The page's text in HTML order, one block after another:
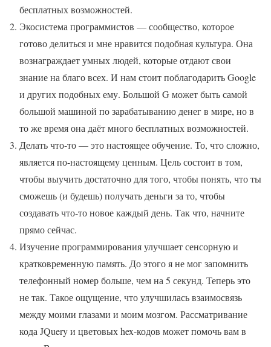
бесплатных возможностей.
Экосистема программистов — сообщество, которое
готово делиться и мне нравится подобная культура. Она
вознаграждает умных людей, которые отдают свои
знание на благо всех. И нам стоит поблагодарить Google
и других подобных ему. Большой G может быть самой
большой машиной по зарабатыванию денег в мире, но в
то же время она даёт много бесплатных возможностей.
Делать что-то — это настоящее обучение. То, что сложно,
является по-настоящему ценным. Цель состоит в том,
чтобы выучить достаточно для того, чтобы понять, что ты
сможешь (и будешь) получать деньги за то, чтобы
создавать что-то новое каждый день. Так что, начните
прямо сейчас.
Изучение программирования улучшает сенсорную и
кратковременную память. До этого я не мог запомнить
телефонный номер больше, чем на 5 секунд. Теперь это
не так. Такое ощущение, что улучшилась взаимосвязь
между моими глазами и моим мозгом. Рассматривание
кода JQuery и цветовых hex-кодов может помочь вам в